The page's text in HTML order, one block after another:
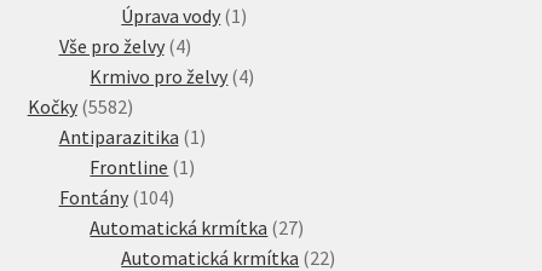
produkt
Úprava vody 1 1
Vše pro želvy 44
produkty
Krmivo pro želvy 44
Kočky 55825582
produktů
Antiparazitika 1 1
Frontline 1 1
Fontány 104104
produktů
Automatická krmítka 2727
produktů
Automatická krmítka 2222